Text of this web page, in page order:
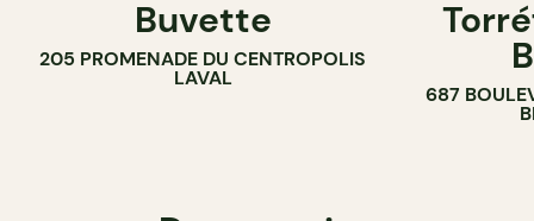
Buvette
205 PROMENADE DU CENTROPOLIS
LAVAL
687